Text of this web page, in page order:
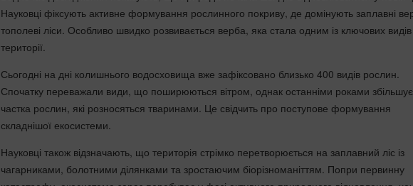
Науковці фіксують активне формування рослинного покриву, де домінують заплавні
тополеві ліси. Особливо швидко розвивається верба, яка стала одним із ключових видів
території.
Сьогодні на дні колишнього водосховища вже зафіксовано близько 400 видів рослин.
Спочатку переважали види, що поширюються вітром, однак останніми роками
частка рослин, які розносяться тваринами. Це свідчить про поступове формування
складнішої екосистеми.
Науковці також відзначають, що територія стрімко перетворюється на заплавний ліс із
чагарниками, болотними ділянками та зростаючим біорізноманіттям. Попри первинну